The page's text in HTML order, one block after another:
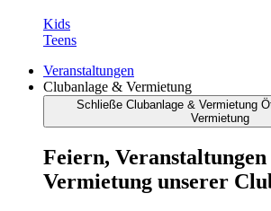
Kids
Teens
Veranstaltungen
Clubanlage & Vermietung
Schließe Clubanlage & Vermietung
Vermietung
Feiern, Veranstaltungen
Vermietung unserer